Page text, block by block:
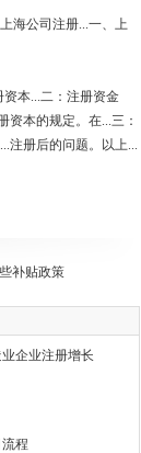
海公司注册...一、上
本...二：注册资金
资本的规定。在...三：
册后的问题。以上...
补贴政策
企业注册增长
程